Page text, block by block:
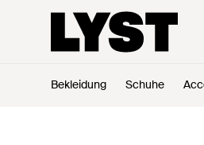
Bekleidung Schuhe